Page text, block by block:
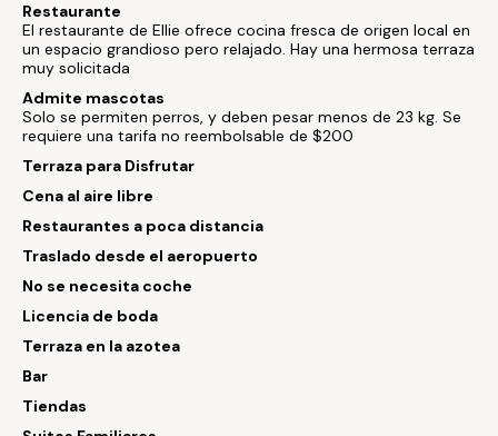
Restaurante
El restaurante de Ellie ofrece cocina fresca de origen local en
un espacio grandioso pero relajado. Hay una hermosa terraza
muy solicitada
Admite mascotas
Solo se permiten perros, y deben pesar menos de 23 kg. Se
requiere una tarifa no reembolsable de $200
Terraza para Disfrutar
Cena al aire libre
Restaurantes a poca distancia
Traslado desde el aeropuerto
No se necesita coche
Licencia de boda
Terraza en la azotea
Bar
Tiendas